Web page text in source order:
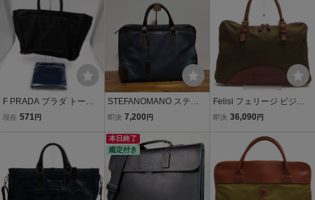
F PRADA プラダ トート
バッグ ビジネスバッ
ゴプレート 大容量 A4サ
イズ収納可 ブラック
現在 571円
STEFANOMANO ステフ
ァノマーノ A4収納 本
ビー ブラウン レザー ビジ
ネスバッグ
即決 7,200 円
Felisi フェリージ ビジネ
スバッグ 1733/1/DS 伊リ
タレザー 牛革 A4サイズ収
即決 36,090 円
本日終了
鑑定付き